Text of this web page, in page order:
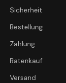
Sicherheit
Bestellung
Zahlung
Ratenkauf
Versand